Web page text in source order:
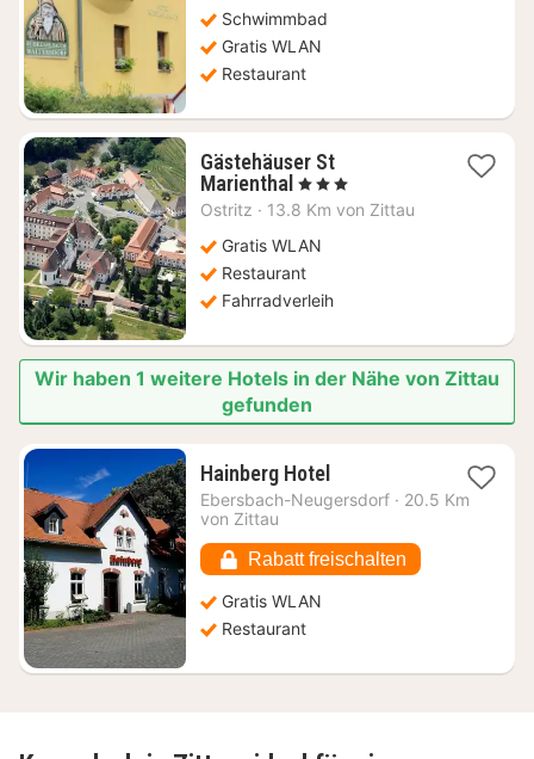
Schwimmbad
Gratis WLAN
Restaurant
Gästehäuser St
Marienthal 1
Nacht
100,94
€
, 3 Sterne
Ostritz · 13.8 Km von Zittau
Gratis WLAN
Restaurant
Fahrradverleih
Wir haben 1 weitere Hotels in der Nähe von Zittau
gefunden
Hainberg Hotel1
Nacht
ab
€
Ebersbach-Neugersdorf · 20.5 Km
von Zittau
Rabatt freischalten
Gratis WLAN
Restaurant